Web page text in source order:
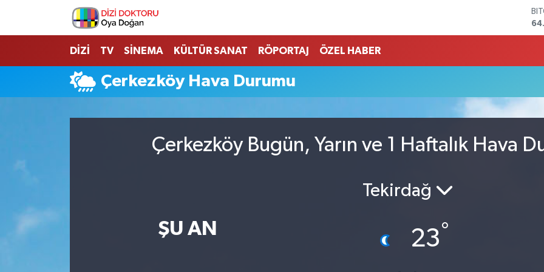
DİZİ TV SİNEMA KÜLTÜR SANAT RÖPORTAJ ÖZEL HABER
Çerkezköy Hava Durumu
Çerkezköy Bugün, Yarın ve 1 Haftalık Hava
ŞU AN
Tekirdağ
23°
İstanbul Nöbetçi Eczaneler
İstanbul Hava Durumu
İstanbul Trafik Yoğunluk Haritası